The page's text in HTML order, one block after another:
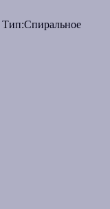
Тип:Спиральное